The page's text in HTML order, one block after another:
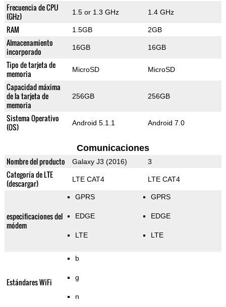
Frecuencia de CPU
(GHz)
1.5 or 1.3 GHz 1.4 GHz
RAM 1.5GB 2GB
Almacenamiento
incorporado
16GB 16GB
Tipo de tarjeta de
memoria
MicroSD MicroSD
Capacidad máxima
de la tarjeta de
memoria
256GB 256GB
Sistema Operativo
(OS)
Android 5.1.1 Android 7.0
Comunicaciones
Nombre del producto Galaxy J3 (2016) 3
Categoría de LTE
(descargar)
LTE CAT4 LTE CAT4
especificaciones del
módem
GPRS
EDGE
LTE
GPRS
EDGE
LTE
Estándares WiFi
b
g
n